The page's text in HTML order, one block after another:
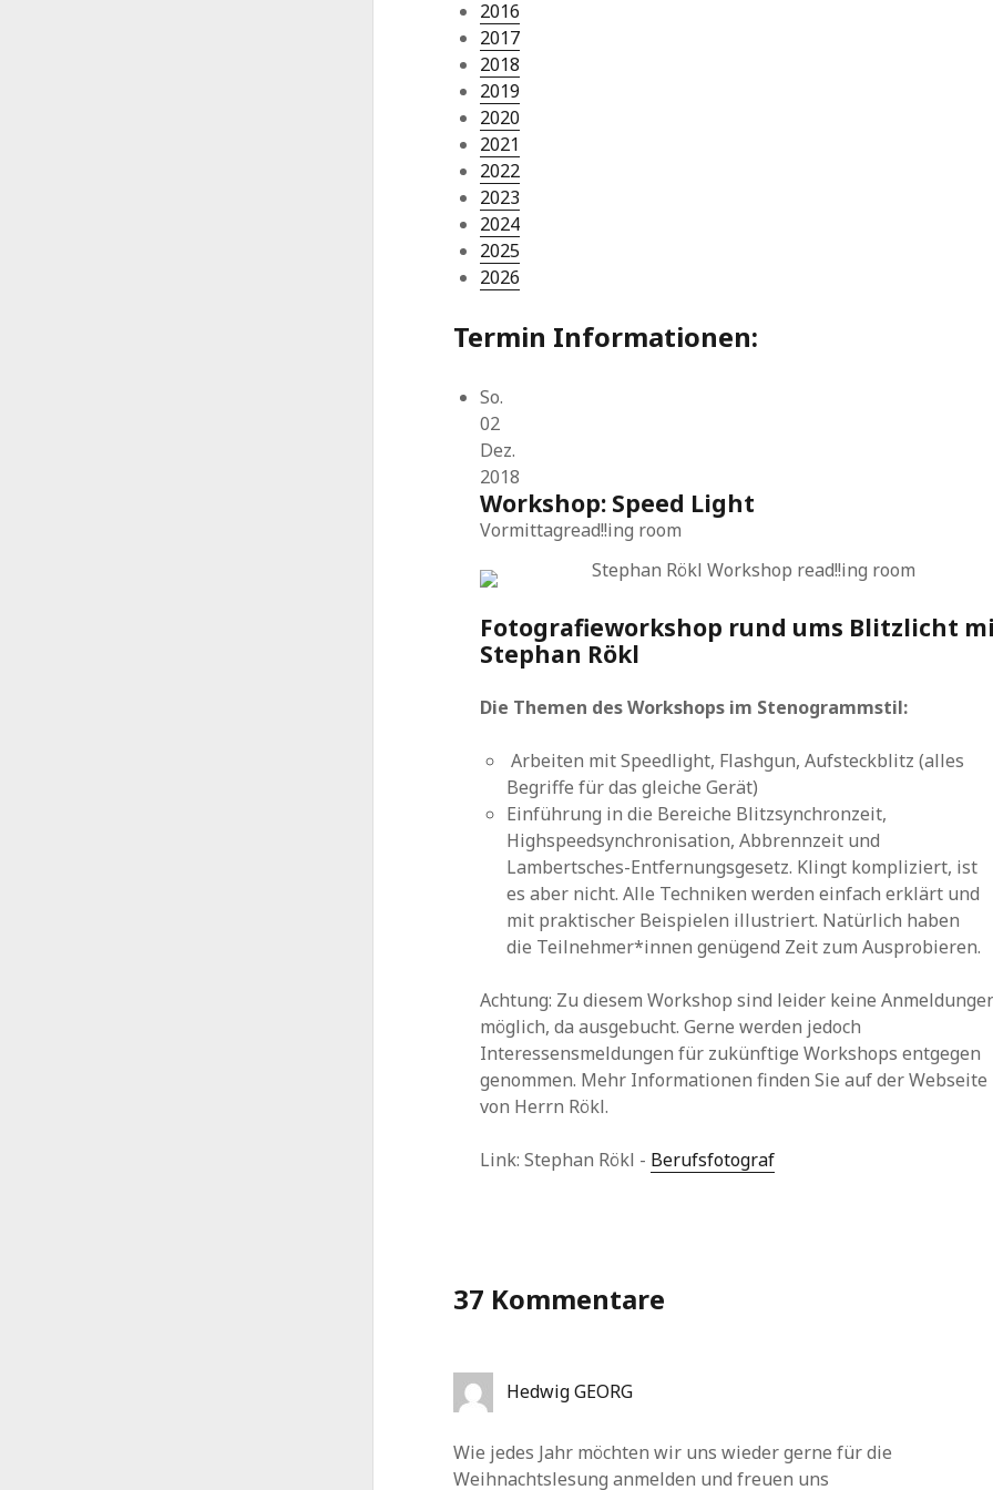
2016
2017
2018
2019
2020
2021
2022
2023
2024
2025
2026
Termin Informationen:
So.
02
Dez.
2018
Workshop: Speed Light
Vormittagread!!ing room
Fotografieworkshop rund ums Blitzlicht
Stephan Rökl
Die Themen des Workshops im Stenogrammstil:
Arbeiten mit Speedlight, Flashgun, Aufsteckblitz (alles
Begriffe für das gleiche Gerät)
Einführung in die Bereiche Blitzsynchronzeit,
Highspeedsynchronisation, Abbrennzeit und
Lambertsches-Entfernungsgesetz. Klingt kompliziert, ist
es aber nicht. Alle Techniken werden einfach erklärt und
mit praktischer Beispielen illustriert. Natürlich haben
die Teilnehmer*innen genügend Zeit zum Ausprobieren.
Achtung: Zu diesem Workshop sind leider keine
möglich, da ausgebucht. Gerne werden jedoch
Interessensmeldungen für zukünftige Workshops entgegen
genommen. Mehr Informationen finden Sie auf der Webseite
von Herrn Rökl.
Link: Stephan Rökl - Berufsfotograf
37 Kommentare
Hedwig GEORG
Wie jedes Jahr möchten wir uns wieder gerne für die
Weihnachtslesung anmelden und freuen uns